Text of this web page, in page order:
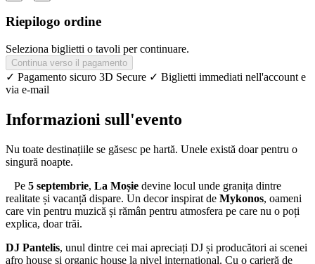
Riepilogo ordine
Seleziona biglietti o tavoli per continuare.
Continua verso il pagamento
✓ Pagamento sicuro 3D Secure ✓ Biglietti immediati nell'account e
via e-mail
Informazioni sull'evento
Nu toate destinațiile se găsesc pe hartă. Unele există doar pentru o
singură noapte.
Pe 5 septembrie, La Moșie devine locul unde granița dintre
realitate și vacanță dispare. Un decor inspirat de Mykonos, oameni
care vin pentru muzică și rămân pentru atmosfera pe care nu o poți
explica, doar trăi.
DJ Pantelis, unul dintre cei mai apreciați DJ și producători ai scenei
afro house și organic house la nivel international. Cu o carieră de